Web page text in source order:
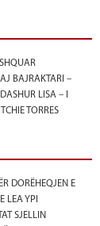
BAJRAKTARI –
LISA – I
TORRES
DORËHEQJEN E
LEA YPI
SJELLIN